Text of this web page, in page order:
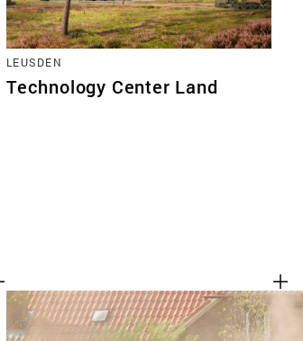
LEUSDEN
Technology Center Land